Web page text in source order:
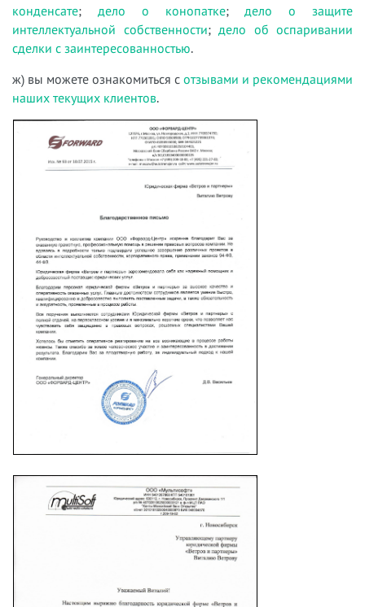
конденсате; дело о конопатке;дело о защите
интеллектуальной собственности; дело об оспаривании
сделки с заинтересованностью.
ж) вы можете ознакомиться с отзывами и рекомендациями
наших текущих клиентов.